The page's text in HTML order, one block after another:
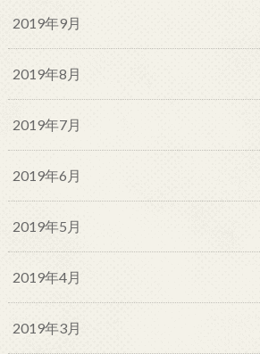
2019年9月
2019年8月
2019年7月
2019年6月
2019年5月
2019年4月
2019年3月